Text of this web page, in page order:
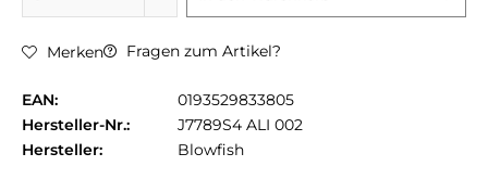
Merken Fragen zum Artikel?
EAN:
0193529833805
Hersteller-Nr.:
J7789S4 ALI 002
Hersteller:
Blowfish